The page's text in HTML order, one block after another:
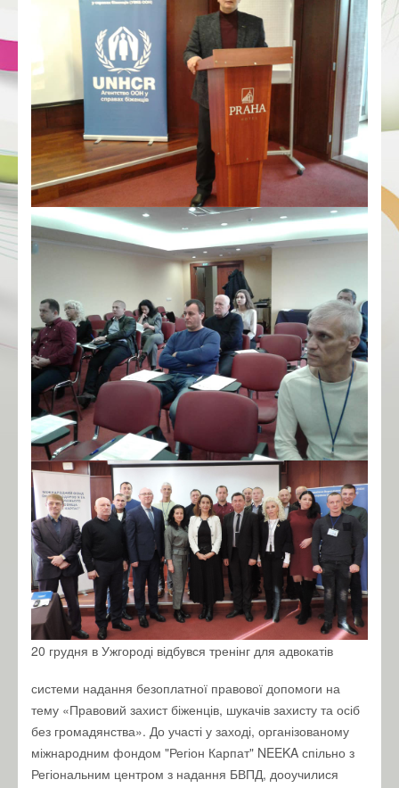
20 грудня в Ужгороді відбувся тренінг для адвокатів
системи надання безоплатної правової допомоги на
тему «Правовий захист біженців, шукачів захисту та осіб
без громадянства». До участі у заході, організованому
міжнародним фондом "Регіон Карпат" NEEKA спільно з
Регіональним центром з надання БВПД, дооучилися